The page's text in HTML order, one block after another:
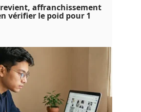
affranchissement
vérifier le poid pour 1